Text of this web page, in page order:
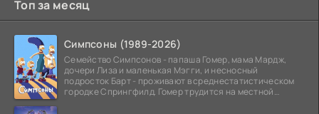
Топ за месяц
Симпсоны (1989-2026)
Семейство Симпсонов - папаша Гомер, мама Мардж,
дочери Лиза и маленькая Мэгги, и несносный
подросток Барт - проживают в среднестатистическом
городке Спрингфилд. Гомер трудится на местной